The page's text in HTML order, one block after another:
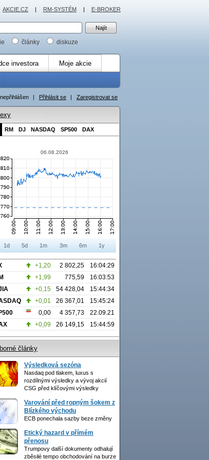
články diskuze
investora Moje akcie
| Přihlásit se | Zaregistrovat se
RM DJ NASDAQ SP500 DAX
06.08.2026
1d 5d 1m 3m 6m 1y
+1,20 2 802,25
16:04:29
+1,99 775,59
16:03:53
+0,15 54 428,04
15:44:34
+0,01 26 367,01
15:45:24
0,00 4 357,73
22.09.21
+0,09 26 149,15 15:44:59
články
Výsledková sezóna
Nasdaq pod tlakem, luxus s
rozdílnými výsledky a vývoj akcií
CSG před klíčovými výsledky
Varování před ropným šokem z
Blízkého východu
ECB ponechala sazby beze změny
Etický hazard v přímém
přenosu
Trumpovy další dokumenty odhalují
zběsilé tempo obchodování na burze
AKCIE.CZ | RM-SYSTÉM | E-BROKER